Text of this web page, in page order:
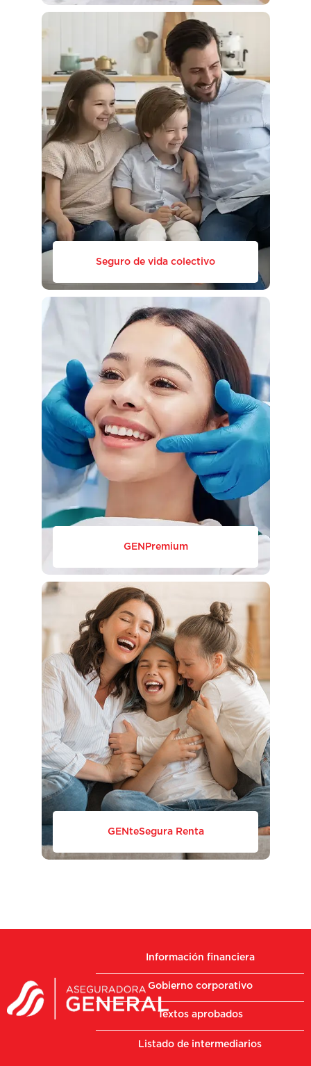
Seguro de vida colectivo
GENPremium
GENteSegura Renta
Información financiera
Gobierno corporativo
Textos aprobados
Listado de intermediarios